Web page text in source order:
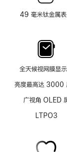
49 毫米钛金属
全天候视网膜显
亮度最高达 3000
广视角 OLED
LTPO3